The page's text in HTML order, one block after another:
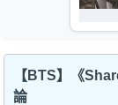
【BTS】《
論